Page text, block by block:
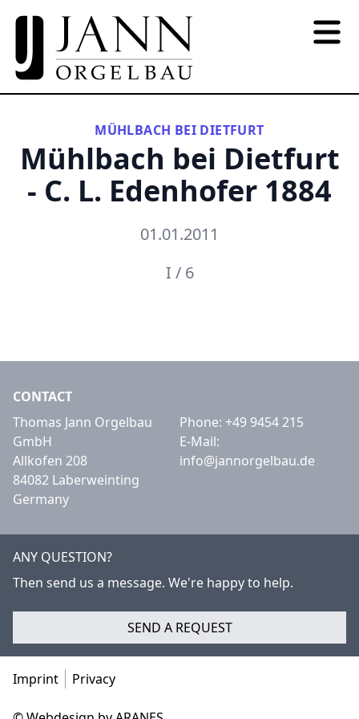
MÜHLBACH BEI DIETFURT
Mühlbach bei Dietfurt
- C. L. Edenhofer 1884
01.01.2011
I / 6
CONTACT
Thomas Jann Orgelbau
GmbH
Allkofen 208
84082 Laberweinting
Germany
Phone: +49 9454 215
E-Mail:
info@jannorgelbau.de
ANY QUESTION?
Then send us a message. We're happy to help.
SEND A REQUEST
Imprint Privacy